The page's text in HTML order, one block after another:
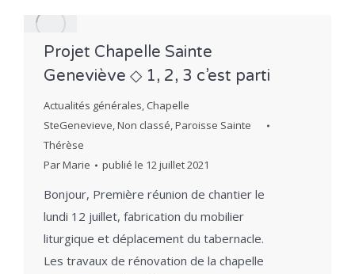
Projet Chapelle Sainte
Geneviève ◇ 1, 2, 3 c’est parti
Actualités générales, Chapelle
SteGenevieve,Non classé,Paroisse Sainte
Thérèse
ParMarie publié le 12 juillet 2021
Bonjour, Première réunion de chantier le
lundi 12 juillet, fabrication du mobilier
liturgique et déplacement du tabernacle.
Les travaux de rénovation de la chapelle